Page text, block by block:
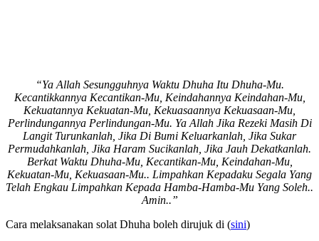
“Ya Allah Sesungguhnya Waktu Dhuha Itu Dhuha-Mu.
Kecantikkannya Kecantikan-Mu, Keindahannya Keindahan-Mu,
Kekuatannya Kekuatan-Mu, Kekuasaannya Kekuasaan-Mu,
Perlindungannya Perlindungan-Mu. Ya Allah Jika Rezeki Masih Di
Langit Turunkanlah, Jika Di Bumi Keluarkanlah, Jika Sukar
Permudahkanlah, Jika Haram Sucikanlah, Jika Jauh Dekatkanlah.
Berkat Waktu Dhuha-Mu, Kecantikan-Mu, Keindahan-Mu,
Kekuatan-Mu, Kekuasaan-Mu.. Limpahkan Kepadaku Segala Yang
Telah Engkau Limpahkan Kepada Hamba-Hamba-Mu Yang Soleh..
Amin..”
Cara melaksanakan solat Dhuha boleh dirujuk di (sini)